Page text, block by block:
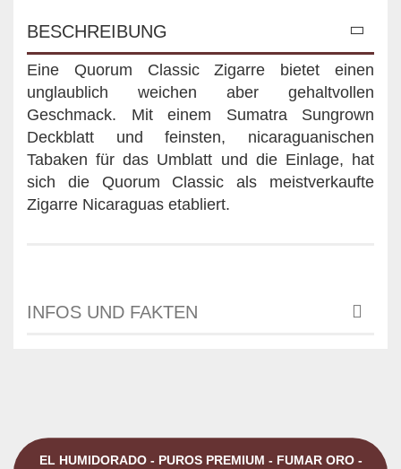
BESCHREIBUNG
Eine Quorum Classic Zigarre bietet einen
unglaublich weichen aber gehaltvollen
Geschmack. Mit einem Sumatra Sungrown
Deckblatt und feinsten, nicaraguanischen
Tabaken für das Umblatt und die Einlage, hat
sich die Quorum Classic als meistverkaufte
Zigarre Nicaraguas etabliert.
INFOS UND FAKTEN
EL HUMIDORADO - PUROS PREMIUM - FUMAR ORO -